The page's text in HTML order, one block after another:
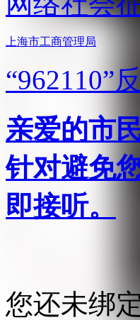
上海市工商管理局
“962110”
亲爱的市
针对避免
即接听。
您还未绑